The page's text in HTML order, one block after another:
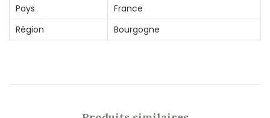
Pays
France
Région
Bourgogne